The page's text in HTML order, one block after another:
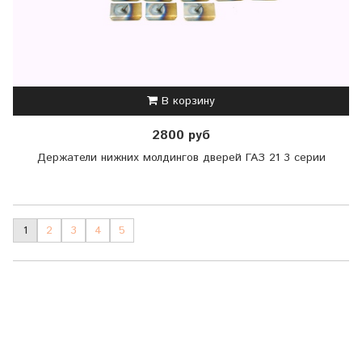
В корзину
2800 руб
Держатели нижних молдингов дверей ГАЗ 21 3 серии
1 2 3 4 5